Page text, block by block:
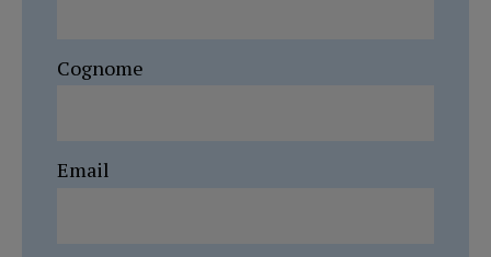
Cognome
Email